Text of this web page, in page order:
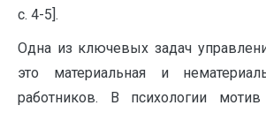
с. 4-5].
Одна из ключевых задач
это материальная и
работников. В психологии